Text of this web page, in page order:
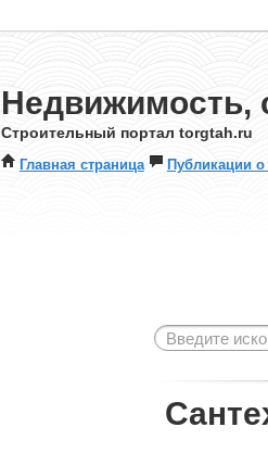
Недвижимость,
Строительный портал torgtah.ru
Главная страница Публикации о